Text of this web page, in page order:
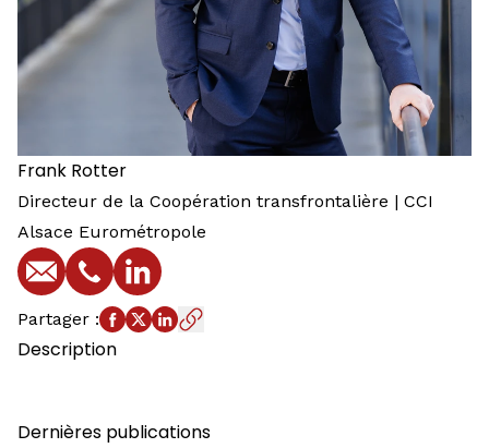
Frank Rotter
Directeur de la Coopération transfrontalière | CCI
Alsace Eurométropole
E-mailTéléphoneProfil LinkedIn
Partager :
Description
Dernières publications